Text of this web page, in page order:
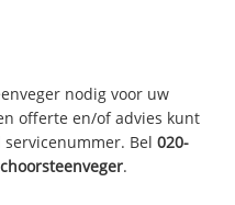
nodig voor uw
offerte en/of advies kunt
servicenummer. Bel020-
.